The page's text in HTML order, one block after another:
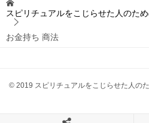
スピリチュアルをこじらせた人のため
お金持ち 商法
© 2019 スピリチュアルをこじらせた人の